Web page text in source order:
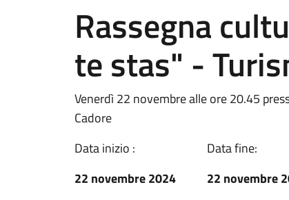
Rassegna
te stas" -
Venerdì 22 novembre alle ore 20.45
Cadore
Data inizio :
22 novembre 2024
Data fine:
22 novembre